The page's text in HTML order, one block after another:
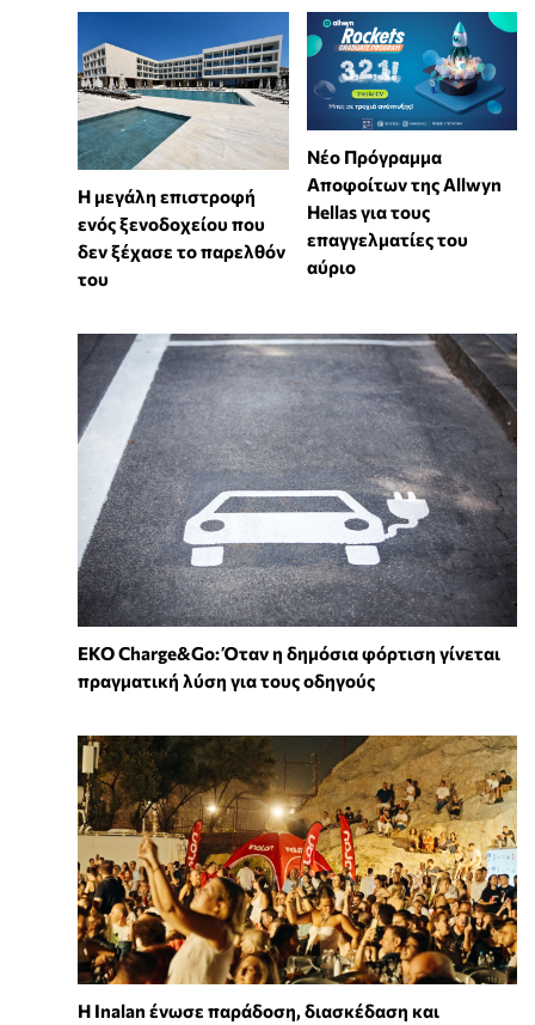
Η μεγάλη επιστροφή
ενός ξενοδοχείου που
δεν ξέχασε το παρελθόν
του
Νέο Πρόγραμμα
Αποφοίτων της Allwyn
Hellas για τους
επαγγελματίες του
αύριο
EKO Charge&Go: Όταν η δημόσια φόρτιση γίνεται
πραγματική λύση για τους οδηγούς
Η Inalan ένωσε παράδοση, διασκέδαση και